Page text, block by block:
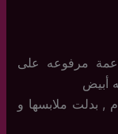
مرفوعه على
أبيض
ملابسها و